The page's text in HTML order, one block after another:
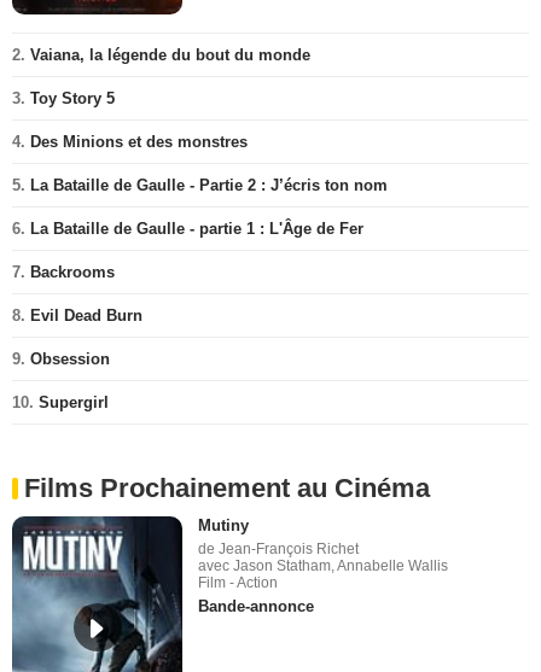
2. Vaiana, la légende du bout du monde
3. Toy Story 5
4. Des Minions et des monstres
5. La Bataille de Gaulle - Partie 2 : J’écris ton nom
6. La Bataille de Gaulle - partie 1 : L'Âge de Fer
7. Backrooms
8. Evil Dead Burn
9. Obsession
10. Supergirl
Films Prochainement au Cinéma
Mutiny
de Jean-François Richet
avec Jason Statham, Annabelle Wallis
Film - Action
Bande-annonce